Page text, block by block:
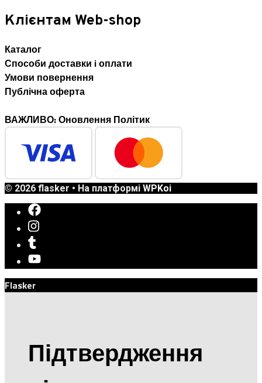
Клієнтам Web-shop
Каталог
Способи доставки i оплати
Умови повернення
Публічна оферта
ВАЖЛИВО: Оновлення Політик
© 2026 flasker • На платформі WPKoi
Flasker
Підтвердження